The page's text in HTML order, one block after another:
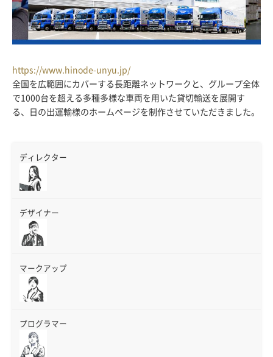
https://www.hinode-unyu.jp/
全国を広範囲にカバーする長距離ネットワークと、グループ全体
で1000台を超える多種多様な車両を用いた貸切輸送を展開す
る、日の出運輸様のホームページを制作させていただきました。
ディレクター
デザイナー
マークアップ
プログラマー